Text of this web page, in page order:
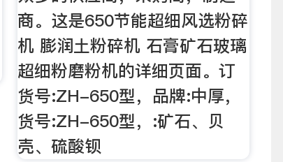
商。这是650节能超细风选粉碎
机 膨润土粉碎机 石膏矿石玻璃
超细粉磨粉机的详细页面。订
货号:ZH-650型，品牌:中厚，
货号:ZH-650型，:矿石、贝
壳、硫酸钡